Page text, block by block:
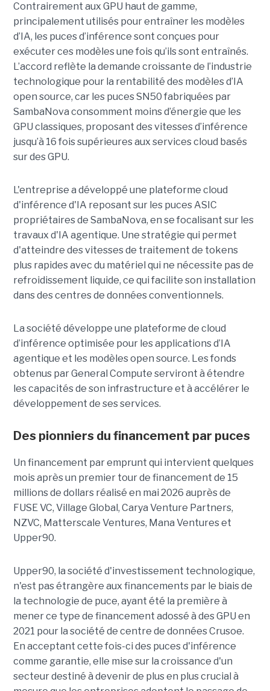
Contrairement aux GPU haut de gamme,
principalement utilisés pour entraîner les modèles
d’IA, les puces d’inférence sont conçues pour
exécuter ces modèles une fois qu’ils sont entraînés.
L’accord reflète la demande croissante de l’industrie
technologique pour la rentabilité des modèles d’IA
open source, car les puces SN50 fabriquées par
SambaNova consomment moins d’énergie que les
GPU classiques, proposant des vitesses d’inférence
jusqu’à 16 fois supérieures aux services cloud basés
sur des GPU.
L'entreprise a développé une plateforme cloud
d'inférence d'IA reposant sur les puces ASIC
propriétaires de SambaNova, en se focalisant sur les
travaux d'IA agentique. Une stratégie qui permet
d'atteindre des vitesses de traitement de tokens
plus rapides avec du matériel qui ne nécessite pas de
refroidissement liquide, ce qui facilite son installation
dans des centres de données conventionnels.
La société développe une plateforme de cloud
d’inférence optimisée pour les applications d’IA
agentique et les modèles open source. Les fonds
obtenus par General Compute serviront à étendre
les capacités de son infrastructure et à accélérer le
développement de ses services.
Des pionniers du financement par puces
Un financement par emprunt qui intervient quelques
mois après un premier tour de financement de 15
millions de dollars réalisé en mai 2026 auprès de
FUSE VC, Village Global, Carya Venture Partners,
NZVC, Matterscale Ventures, Mana Ventures et
Upper90.
Upper90, la société d'investissement technologique,
n'est pas étrangère aux financements par le biais de
la technologie de puce, ayant été la première à
mener ce type de financement adossé à des GPU en
2021 pour la société de centre de données Crusoe.
En acceptant cette fois-ci des puces d'inférence
comme garantie, elle mise sur la croissance d'un
secteur destiné à devenir de plus en plus crucial à